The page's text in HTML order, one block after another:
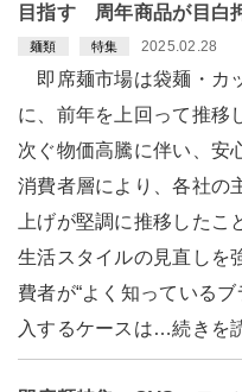
目指す 周年商品が目白
麺類 特集 2025.02.28
即席麺市場は袋麺・カ
に、前年を上回って推移
次ぐ物価高騰に伴い、安
消費者層により、各社の
上げが堅調に推移したこ
生活スタイルの見直しを
費者が“よく知っているブ
入するケースは…続きを